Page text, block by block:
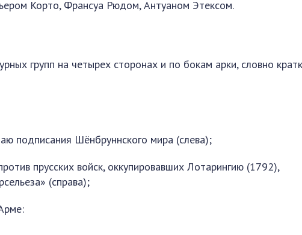
Корто, Франсуа Рюдом, Антуаном Этексом.
групп на четырех сторонах и по бокам арки, словно
подписания Шёнбруннского мира (слева);
прусских войск, оккупировавших Лотарингию (1792),
(справа);